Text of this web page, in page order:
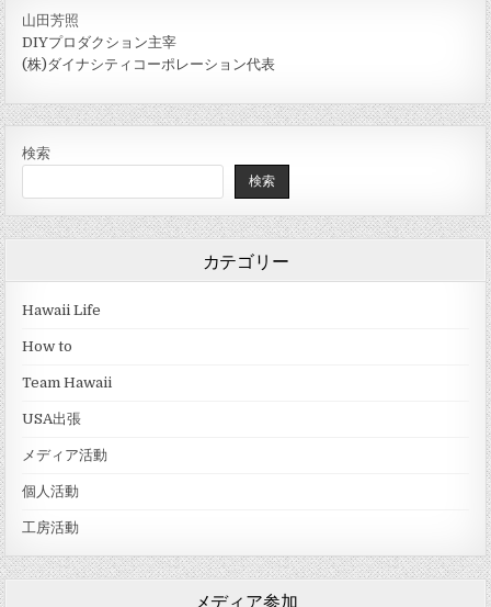
山田芳照
DIYプロダクション主宰
(株)ダイナシティコーポレーション代表
検索
検索
カテゴリー
Hawaii Life
How to
Team Hawaii
USA出張
メディア活動
個人活動
工房活動
メディア参加